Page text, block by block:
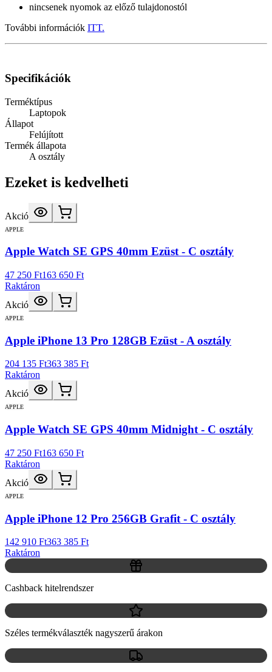
nincsenek nyomok az előző tulajdonostól
További információk ITT.
Specifikációk
Terméktípus
Laptopok
Állapot
Felújított
Termék állapota
A osztály
Ezeket is kedvelheti
Akció
APPLE
Apple Watch SE GPS 40mm Ezüst - C osztály
47 250 Ft163 650 Ft
Raktáron
Akció
APPLE
Apple iPhone 13 Pro 128GB Ezüst - A osztály
204 135 Ft363 385 Ft
Raktáron
Akció
APPLE
Apple Watch SE GPS 40mm Midnight - C osztály
47 250 Ft163 650 Ft
Raktáron
Akció
APPLE
Apple iPhone 12 Pro 256GB Grafit - C osztály
142 910 Ft363 385 Ft
Raktáron
Cashback hitelrendszer
Széles termékválaszték nagyszerű árakon